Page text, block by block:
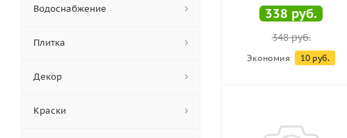
338 руб.
348руб.
Экономия 10 руб.
Водоснабжение
Плитка
Декор
Краски